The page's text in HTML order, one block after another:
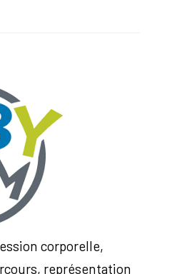
corporelle,
représentation